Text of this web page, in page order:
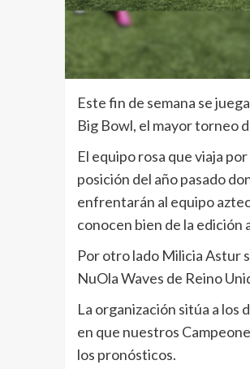
Este fin de semana se
Big Bowl, el mayor torneo
El equipo rosa que viaja
posición del año pasado
enfrentarán al equipo
conocen bien de la
Por otro lado Milicia Astur
NuOla Waves de Reino
La organización sitúa a los
en que nuestros
los pronósticos.